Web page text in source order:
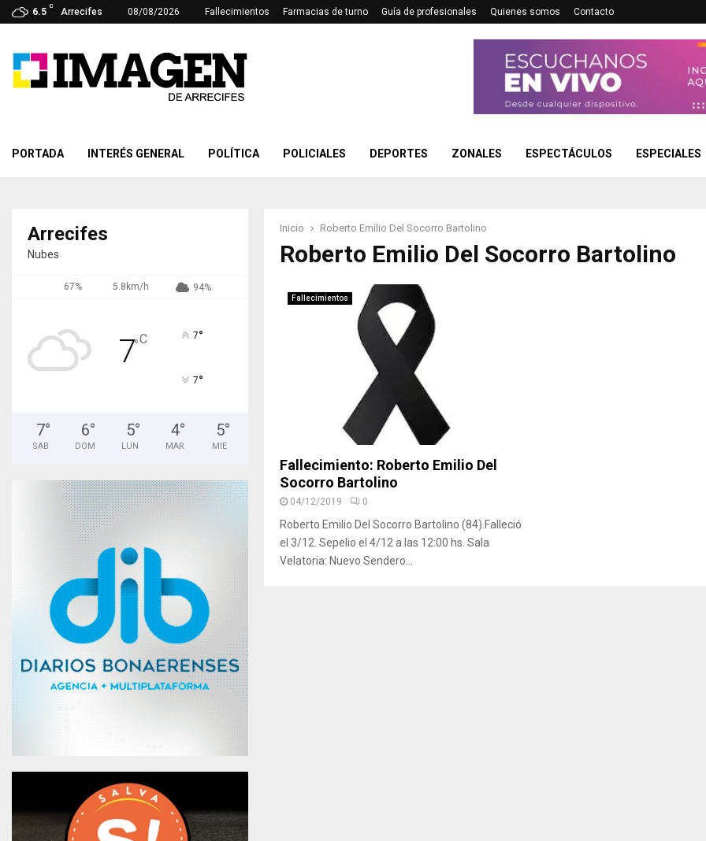
6.5
C
Arrecifes 08/08/2026 Fallecimientos Farmacias de turno Guía de profesionales Quienes somos Contacto
PORTADA INTERÉS GENERAL POLÍTICA POLICIALES DEPORTES ZONALES ESPECTÁCULOS ESPECIALES
Inicio Roberto Emilio Del Socorro Bartolino
Roberto Emilio Del Socorro Bartolino
Fallecimientos
Fallecimiento: Roberto Emilio Del
Socorro Bartolino
04/12/2019 0
Roberto Emilio Del Socorro Bartolino (84).Falleció
el 3/12. Sepelio el 4/12 a las 12:00 hs. Sala
Velatoria: Nuevo Sendero...
Arrecifes
Nubes
67% 5.8km/h 94%
7°C 7°
7°
7°
SAB
6°
DOM
5°
LUN
4°
MAR
5°
MIE